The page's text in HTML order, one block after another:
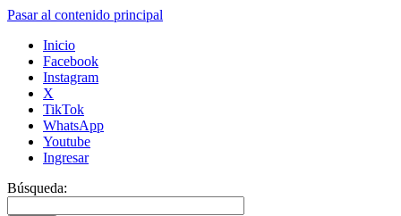
Pasar al contenido principal
Inicio
Facebook
Instagram
X
TikTok
WhatsApp
Youtube
Ingresar
Búsqueda: